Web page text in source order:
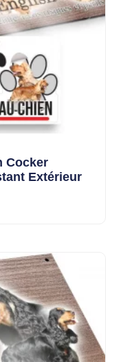
Cocker
Extérieur